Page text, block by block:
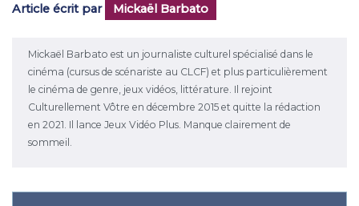
Article écrit par Mickaël Barbato
Mickaël Barbato est un journaliste culturel spécialisé dans le
cinéma (cursus de scénariste au CLCF) et plus particulièrement
le cinéma de genre, jeux vidéos, littérature. Il rejoint
Culturellement Vôtre en décembre 2015 et quitte la rédaction
en 2021. Il lance Jeux Vidéo Plus. Manque clairement de
sommeil.